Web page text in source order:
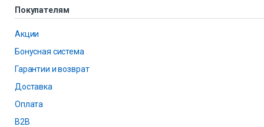
Покупателям
Акции
Бонусная система
Гарантии и возврат
Доставка
Оплата
B2B